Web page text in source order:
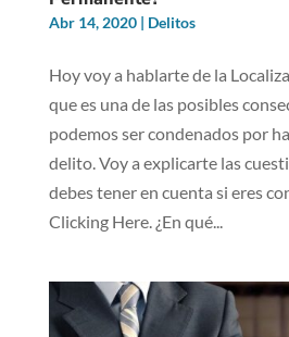
Abr 14, 2020| Delitos
Hoy voy a hablarte de la
que es una de las posibles
podemos ser condenados por
delito. Voy a explicarte las
debes tener en cuenta si eres
Clicking Here. ¿En qué...